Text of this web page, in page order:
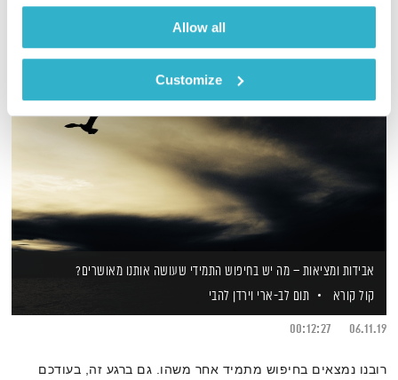
Allow all
Customize
אבידות ומציאות – מה יש בחיפוש התמידי שעושה אותנו מאושרים?
קול קורא
תום לב-ארי וירדן להבי
06.11.19
00:12:27
רובנו נמצאים בחיפוש מתמיד אחר משהו. גם ברגע זה, בעודכם